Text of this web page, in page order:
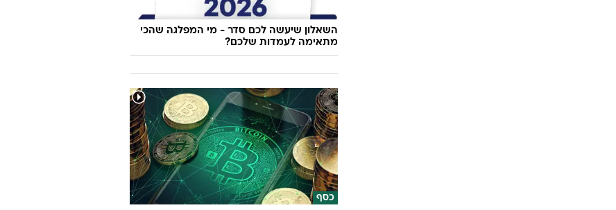
השאלון שיעשה לכם סדר - מי המפלגה שהכי
מתאימה לעמדות שלכם?
כסף